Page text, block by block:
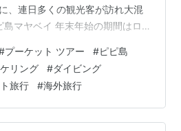
、連日多くの観光客が訪れ大混
マヤベイ 年末年始の期間はロ
陸し、マヤベイに徒歩で移動す
カオスな状況ですが、辿り着い
ています♡ マヤベイから見る景
ンの海と白砂のビーチのコント
景ですよ。 人気の離島だけあっ
プーケット ツアー #ピピ島
リング #ダイビング
旅行 #海外旅行